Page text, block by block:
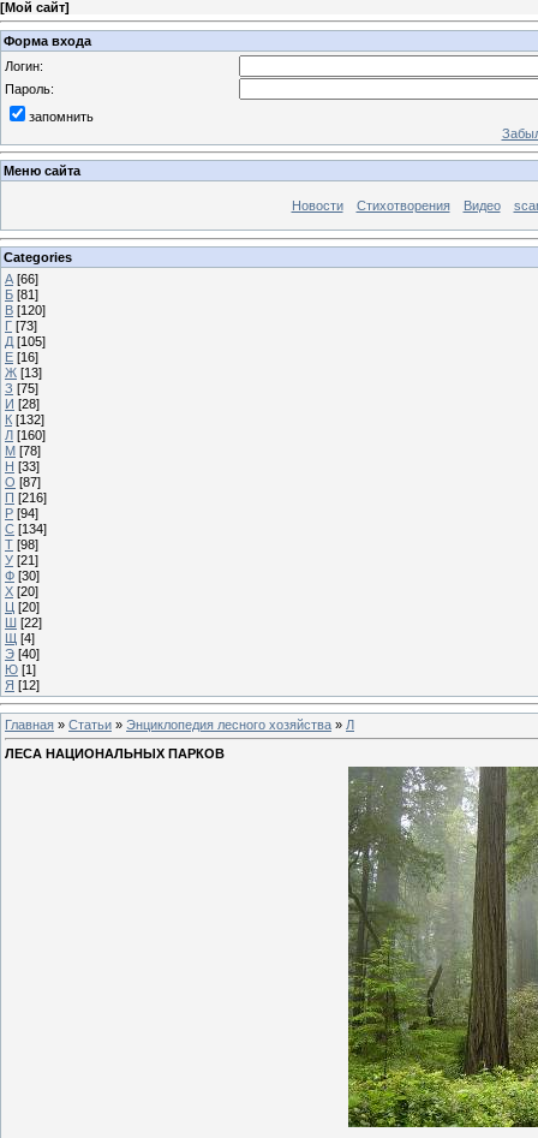
[Мой сайт]
Форма входа
Логин:
Пароль:
запомнить
Меню сайта
Новости Стихотворения Видео
Categories
А [66]
Б [81]
В [120]
Г [73]
Д [105]
Е [16]
Ж [13]
З [75]
И [28]
К [132]
Л [160]
М [78]
Н [33]
О [87]
П [216]
Р [94]
С [134]
Т [98]
У [21]
Ф [30]
Х [20]
Ц [20]
Ш [22]
Щ [4]
Э [40]
Ю [1]
Я [12]
Главная » Статьи » Энциклопедия лесного хозяйства » Л
ЛЕСА НАЦИОНАЛЬНЫХ ПАРКОВ